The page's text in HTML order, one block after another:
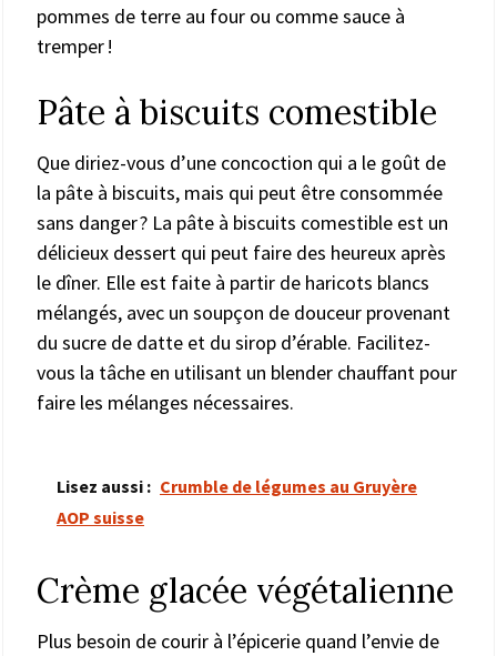
pommes de terre au four ou comme sauce à
tremper !
Pâte à biscuits comestible
Que diriez-vous d’une concoction qui a le goût de
la pâte à biscuits, mais qui peut être consommée
sans danger ? La pâte à biscuits comestible est un
délicieux dessert qui peut faire des heureux après
le dîner. Elle est faite à partir de haricots blancs
mélangés, avec un soupçon de douceur provenant
du sucre de datte et du sirop d’érable. Facilitez-
vous la tâche en utilisant un blender chauffant pour
faire les mélanges nécessaires.
Lisez aussi : Crumble de légumes au Gruyère
AOP suisse
Crème glacée végétalienne
Plus besoin de courir à l’épicerie quand l’envie de